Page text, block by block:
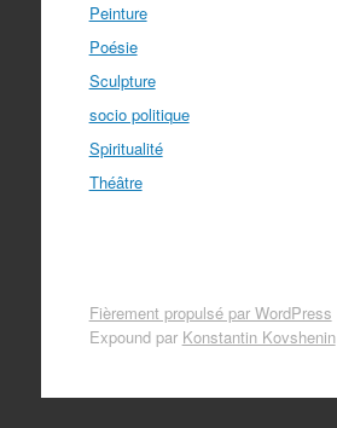
Peinture
Poésie
Sculpture
socio politique
Spiritualité
Théâtre
Fièrement propulsé par WordPress
Expound par Konstantin Kovshenin